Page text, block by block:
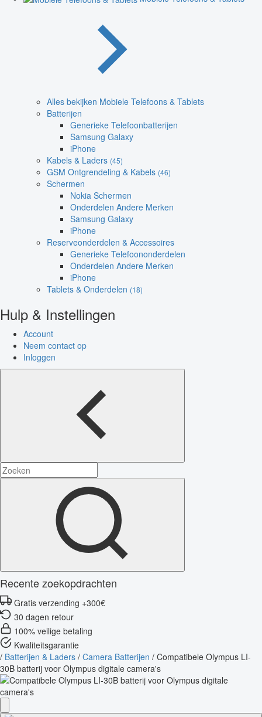
Alles bekijken Mobiele Telefoons & Tablets
Batterijen
Generieke Telefoonbatterijen
Samsung Galaxy
iPhone
Kabels & Laders (45)
GSM Ontgrendeling & Kabels (46)
Schermen
Nokia Schermen
Onderdelen Andere Merken
Samsung Galaxy
iPhone
Reserveonderdelen & Accessoires
Generieke Telefoononderdelen
Onderdelen Andere Merken
iPhone
Tablets & Onderdelen (18)
Hulp & Instellingen
Account
Neem contact op
Inloggen
Recente zoekopdrachten
Gratis verzending +300€
30 dagen retour
100% veilige betaling
Kwaliteitsgarantie
/ Batterijen & Laders / Camera Batterijen / Compatibele Olympus LI-
30B batterij voor Olympus digitale camera's